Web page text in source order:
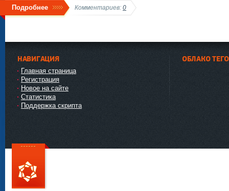
Подробнее Комментариев: 0
НАВИГАЦИЯ
Главная страница
Регистрация
Новое на сайте
Статистика
Поддержка скрипта
ОБЛАКО